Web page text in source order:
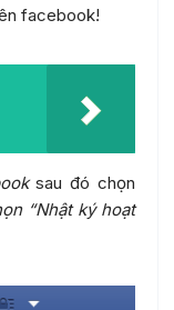
facebook!
sau đó chọn
“Nhật ký hoạt